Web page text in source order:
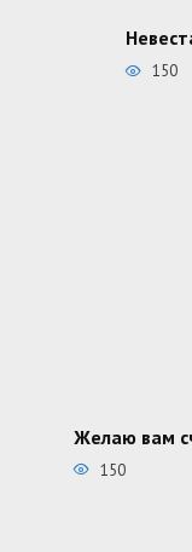
150
Желаю вам
150